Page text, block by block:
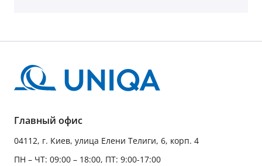
Главный офис
04112, г. Киев, улица Елени Телиги, 6, корп. 4
ПН – ЧТ: 09:00 – 18:00, ПТ: 9:00-17:00